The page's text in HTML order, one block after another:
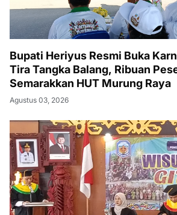
Bupati Heriyus Resmi Buka
Tira Tangka Balang, Ribuan
Semarakkan HUT Murung Raya
Agustus 03, 2026